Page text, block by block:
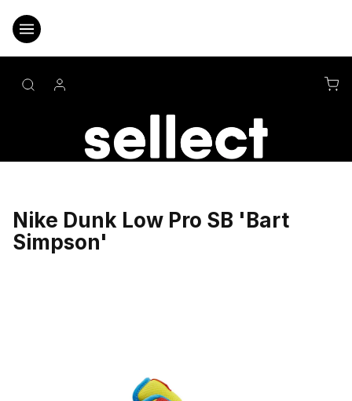
obsah
Nike Dunk Low Pro SB 'Bart
Simpson'